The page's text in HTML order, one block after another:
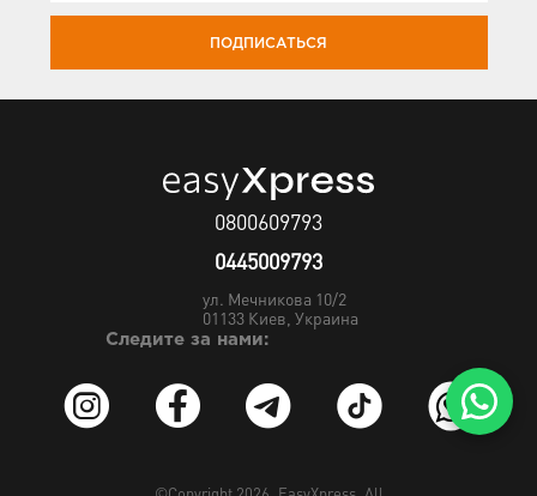
ПОДПИСАТЬСЯ
0800609793
0445009793
ул. Мечникова 10/2
01133 Киев, Украина
Следите за нами: